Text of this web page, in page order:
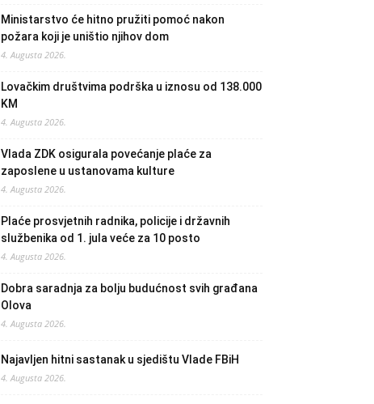
Ministarstvo će hitno pružiti pomoć nakon
požara koji je uništio njihov dom
4. Augusta 2026.
Lovačkim društvima podrška u iznosu od 138.000
KM
4. Augusta 2026.
Vlada ZDK osigurala povećanje plaće za
zaposlene u ustanovama kulture
4. Augusta 2026.
Plaće prosvjetnih radnika, policije i državnih
službenika od 1. jula veće za 10 posto
4. Augusta 2026.
Dobra saradnja za bolju budućnost svih građana
Olova
4. Augusta 2026.
Najavljen hitni sastanak u sjedištu Vlade FBiH
4. Augusta 2026.